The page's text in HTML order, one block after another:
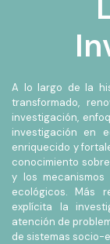
A lo largo de la
transformado,
investigación,
investigación en
enriquecido y
conocimiento
y los
ecológicos. Más
explícita la
atención de
de sistemas socio-